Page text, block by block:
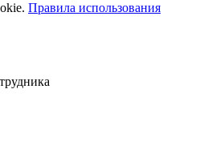
Правила использования